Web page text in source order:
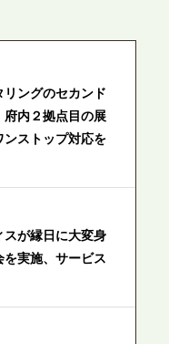
ングのセカンド
府内２拠点目の展
ンストップ対応を
スが縁日に大変身
を実施、サービス